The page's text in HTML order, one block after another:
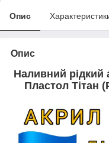
Опис
Опис
Наливний рідкий
Пластол Тітан